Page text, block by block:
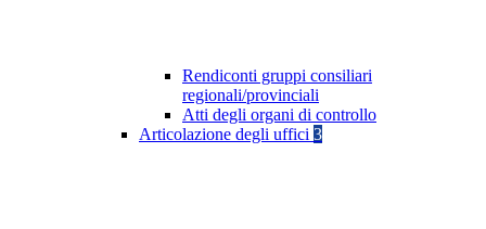
Rendiconti gruppi consiliari
regionali/provinciali
Atti degli organi di controllo
Articolazione degli uffici 3